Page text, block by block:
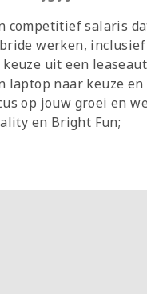
competitief salaris
werken,
keuze uit een
laptop naar keuze
op jouw groei en
en Bright Fun;